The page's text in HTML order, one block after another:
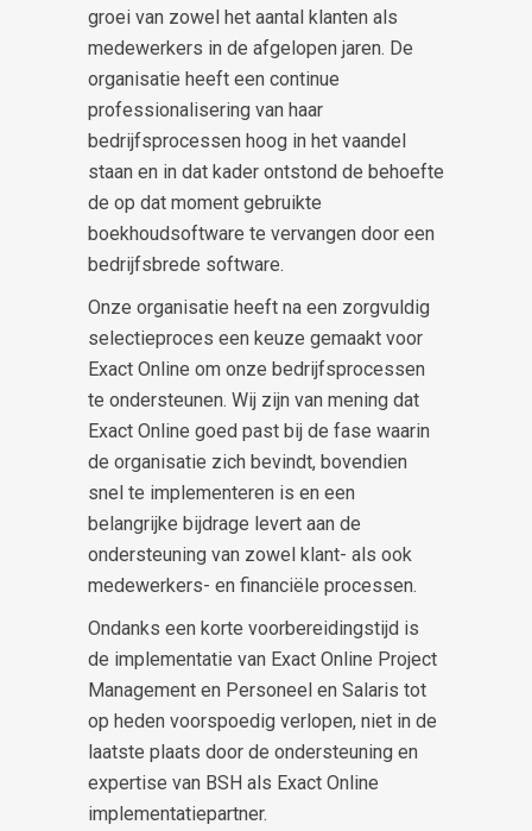
groei van zowel het aantal klanten als
medewerkers in de afgelopen jaren. De
organisatie heeft een continue
professionalisering van haar
bedrijfsprocessen hoog in het vaandel
staan en in dat kader ontstond de behoefte
de op dat moment gebruikte
boekhoudsoftware te vervangen door een
bedrijfsbrede software.
Onze organisatie heeft na een zorgvuldig
selectieproces een keuze gemaakt voor
Exact Online om onze bedrijfsprocessen
te ondersteunen. Wij zijn van mening dat
Exact Online goed past bij de fase waarin
de organisatie zich bevindt, bovendien
snel te implementeren is en een
belangrijke bijdrage levert aan de
ondersteuning van zowel klant- als ook
medewerkers- en financiële processen.
Ondanks een korte voorbereidingstijd is
de implementatie van Exact Online Project
Management en Personeel en Salaris tot
op heden voorspoedig verlopen, niet in de
laatste plaats door de ondersteuning en
expertise van BSH als Exact Online
implementatiepartner.